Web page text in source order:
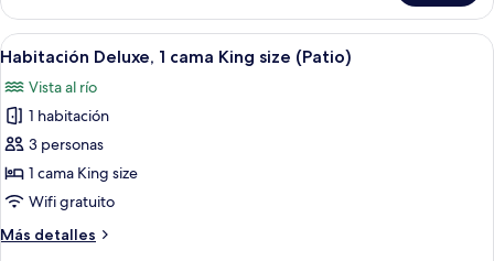
vista
al
(Patio)
Deluxe,
cama
size,
vista
río
(Patio)
Abrir
todas
las
fotos
de
Habitación
Deluxe,
cama
Ropa de cama de alta calidad y
10
Habitación Deluxe, 1 cama King size (Patio)
Vista al río
1 habitación
3 personas
1 cama King size
Wifi gratuito
Más detalles
Más